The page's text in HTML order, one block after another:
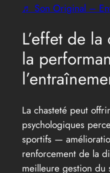
♬ Son Original –
L’effet de
la
La chasteté peut
psychologiques
sportifs —
renforcement de la
meilleure gestion du